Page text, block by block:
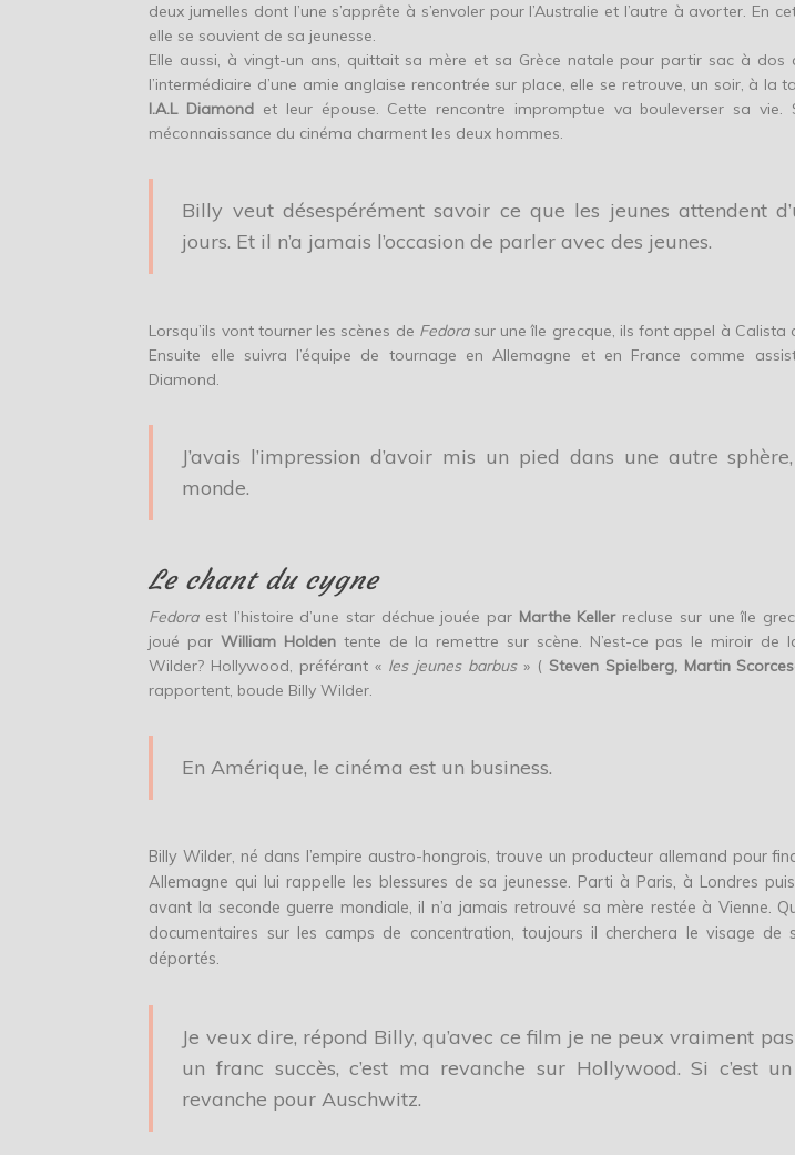
deux jumelles dont l’une s’apprête à s’envoler pour l’Australie et l’autre à avorter. En
elle se souvient de sa jeunesse.
Elle aussi, à vingt-un ans, quittait sa mère et sa Grèce natale pour partir sac à dos
l’intermédiaire d’une amie anglaise rencontrée sur place, elle se retrouve, un soir, à la
I.A.L Diamond et leur épouse. Cette rencontre impromptue va bouleverser sa vie.
méconnaissance du cinéma charment les deux hommes.
Billy veut désespérément savoir ce que les jeunes attendent
jours. Et il n’a jamais l’occasion de parler avec des jeunes.
Lorsqu’ils vont tourner les scènes de Fedorasur une île grecque, ils font appel à Calista
Ensuite elle suivra l’équipe de tournage en Allemagne et en France comme
Diamond.
J’avais l’impression d’avoir mis un pied dans une autre
monde.
Le chant du cygne
Fedoraest l’histoire d’une star déchue jouée par Marthe Kellerrecluse sur une île
joué parWilliam Holdentente de la remettre sur scène. N’est-ce pas le miroir de
Wilder? Hollywood, préférant « les jeunes barbus» ( Steven Spielberg, Martin
rapportent, boude Billy Wilder.
En Amérique, le cinéma est un business.
Billy Wilder, né dans l’empire austro-hongrois, trouve un producteur allemand pour
Allemagne qui lui rappelle les blessures de sa jeunesse. Parti à Paris, à Londres
avant la seconde guerre mondiale, il n’a jamais retrouvé sa mère restée à Vienne.
documentaires sur les camps de concentration, toujours il cherchera le visage de
déportés.
Je veux dire, répond Billy, qu’avec ce film je ne peux vraiment pas
un franc succès, c’est ma revanche sur Hollywood. Si c’est
revanche pour Auschwitz.